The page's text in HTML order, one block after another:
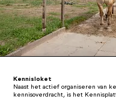
Kennisloket
Naast het actief organiseren van
kennisoverdracht, is het